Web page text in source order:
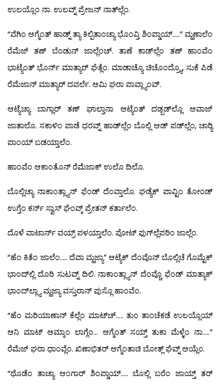
ಉಲಯ್ಲೊಂ ನಾ. ಉಲವ್ನ್ ಪ್ರೇಜನ್ ನಾತ್‍ಲ್ಲೆಂ.
“ವೆಗಿಂ ಆಗ್ಮೆಂತ್ ಹಾಡ್ನ್ ತ್ಯಾ ಕಿಲ್ಪಿತಾಂಚ್ಯಾ ಭೊಂವ್ತಿ ಶಿಂಪ್ಡಾಯ್…..” ಮ್ಹಣಾಲೆಂ
ರೆಮೆಜ್ ತಣ್ ಬೆಂಡುನ್ ಜಾಲ್ಲೆಂಚ್. ತಾಣೆ ಕಾಡ್‍ಲ್ಲೆಂ ತಣ್ ಹಾಂವೆಂ
ಭಾಟ್ಯೆಂತ್ ಭೊರ್ನ್ ಮಾತ್ಯಾರ್ ಘೆತ್ಲೆಂ. ಮಾಡಾಚ್ಯೊ ಚಿಚೊಂದ್ರ್ಯೊ, ಸುಕೆ ಪಿಡೆ
ರೆಮೆಜಾನ್ ಮಾತ್ಯಾರ್ ದವರ್ಲೆ. ಆಮಿ ಘರಾ ಪಾವ್ಲ್ಯಾಂವ್.
ಆಟ್ಯೆಚ್ಯಾ ಬಾಗ್ಲಾರ್ ತಣ್ ಘಾಲ್ತಾನಾ ಆಟ್ಯೆಂತ್ ದಡ್ಬಡ್‍ಲ್ಲೊ ಆವಾಜ್
ಜಾತಾಲೊ. ಸಕಾಳಿಂ ಪಾಡೆ ಧರವ್ನ್ ಹಾಡ್‍ಲ್ಲೆಂ ಬೊಲ್ಲಿ ಆಡ್ ಪಡ್‍ಲ್ಲೆಂ, ಚಾರ್‍ಯಿ
ಪಾಂಯ್ ಬಡಯ್ತಾಲೆಂ.
ಹಾಂವೆಂ ಆಕಾಂತೊನ್ ರೆಮೆಜಾಕ್ ಉಲೊ ದಿಲೊ.
ಬೊಲ್ಲಿಚ್ಯಾ ನಾಕಾಂತ್ಲ್ಯಾನ್ ಫೆಂಡ್ ದೆಂವ್ತಾಲೊ. ಘಡ್ಯೆಕ್ ಪಾವ್ಟಿಂ ತೋಂಡ್
ಉಗ್ತೆಂ ಕರ್ನ್ ಸ್ವಾಸ್ ಘೆಂವ್ಕ್ ಪ್ರೇತನ್ ಕರ್ತಾಲೆಂ.
ದೊಳೆ ವಾಟಾರ್ನ್ ವಯ್ರ್ ಪಳಯ್ತಾಲೆಂ. ಪೋಟ್ ಫುಗ್‍ಲ್ಲೆಪರಿಂ ಜಾಲ್ಲೆಂ.
“ಹೆಂ ಕಿತೆಂ ಜಾಲೆಂ….. ದೆವಾ ಮ್ಹಜ್ಯಾ” ಆಟ್ಯೆಕ್ ದೆಂವೊನ್ ಬೊಲ್ಲಿಚೆ ಗೊಮ್ಟೆಕ್
ಭಾಂದ್‍ಲ್ಲಿ ದೊರಿ ಸುಟವ್ನ್ ದಿಲಿ. ನಾಕಾಂತ್ಲ್ಯಾನ್ ದೆಂವ್ಚೊ ಫೆಂಡ್ ಮಾತ್ಯಾಕ್
ಭಾಂದ್‍ಲ್ಲ್ಯಾ ಮ್ಹಜ್ಯಾ ವಸ್ತುರಾನ್ ಪುಸ್ಲೊ ಹಾಂವೆಂ.
“ಹೆಂ ಮರಿಯಾಣಾನ್ ಕೆಲ್ಲೆಂ ಮಾಟ್‍ಚ್….. ತುಂ ತಾಂಚೆಕಡೆ ಉಲಯ್ಲೊಯ್
ಆನಿ ಮಾಟ್ ಆಮ್ಕಾಂ ಲಾಗ್ಲೆಂ… ಆಗ್ಮೆಂತ್ ಸಯ್ತ್ ತುಕಾ ಮೆಳ್ಳೆಂ ನಾ…..”
ರೆಮೆಜ್ ಘರಾ ಧಾಂವ್ಲೆಂ. ಖಿಣಾಭಿತರ್ ಆಗ್ಮೆಂತಾಚಿ ಬೋತ್ಲ್ ಘೆವ್ನ್ ಆಯ್ಲೆಂ.
“ಥೊಡೆಂ ತಾಚ್ಯಾ ಆಂಗಾರ್ ಶಿಂಪ್ಡಾಯ್….. ಬೊಲ್ಲಿ ಬರೆಂ ಜಾಯ್ತ್ ತರ್